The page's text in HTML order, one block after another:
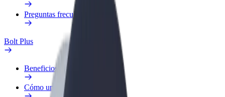
Preguntas frecuentes
Bolt Plus
Beneficios
Cómo unirse